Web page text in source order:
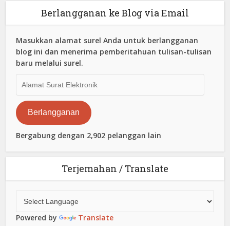
Berlangganan ke Blog via Email
Masukkan alamat surel Anda untuk berlangganan
blog ini dan menerima pemberitahuan tulisan-tulisan
baru melalui surel.
Surat
Elektronik
Berlangganan
Bergabung dengan 2,902 pelanggan lain
Terjemahan / Translate
Powered by Translate